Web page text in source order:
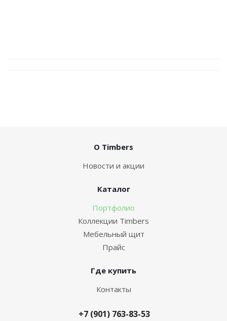
О Timbers
Новости и акции
Каталог
Портфолио
Коллекции Timbers
Мебельный щит
Прайс
Где купить
Контакты
+7 (901) 763-83-53